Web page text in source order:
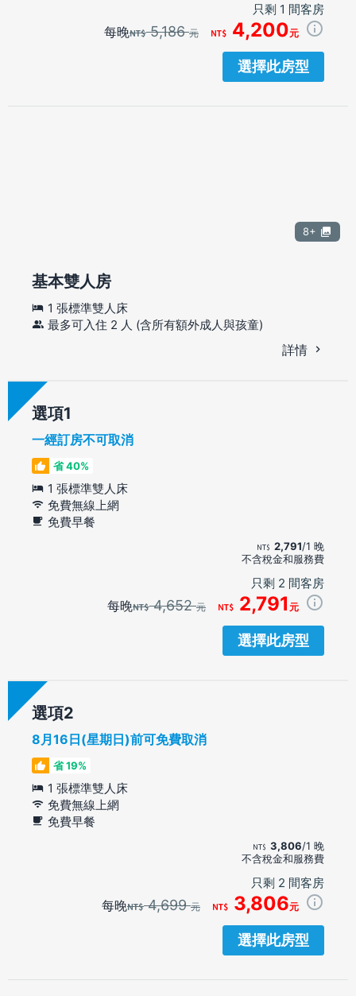
只剩 1 間客房
每晚 5,186元 4,200元
選擇此房型
8+
基本雙人房
1 張標準雙人床
最多可入住 2 人 (含所有額外成人與孩童)
詳情
選項
一經訂房不可取消
省 40%
1 張標準雙人床
免費無線上網
免費早餐
2,791/1 晚
不含稅金和服務費
只剩 2 間客房
每晚 4,652元 2,791 元
選擇此房型
選項
8月16日(星期日)前可免費取消
省 19%
1 張標準雙人床
免費無線上網
免費早餐
3,806/1 晚
不含稅金和服務費
只剩 2 間客房
每晚 4,699元 3,806元
選擇此房型